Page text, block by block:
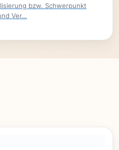
bzw. Schwerpunkt
Ver…